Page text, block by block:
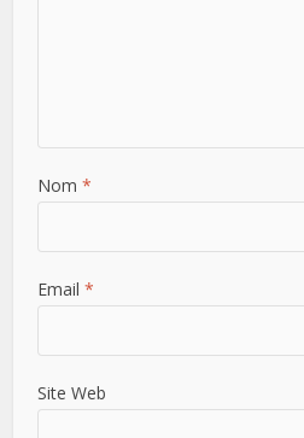
Nom *
Email *
Site Web